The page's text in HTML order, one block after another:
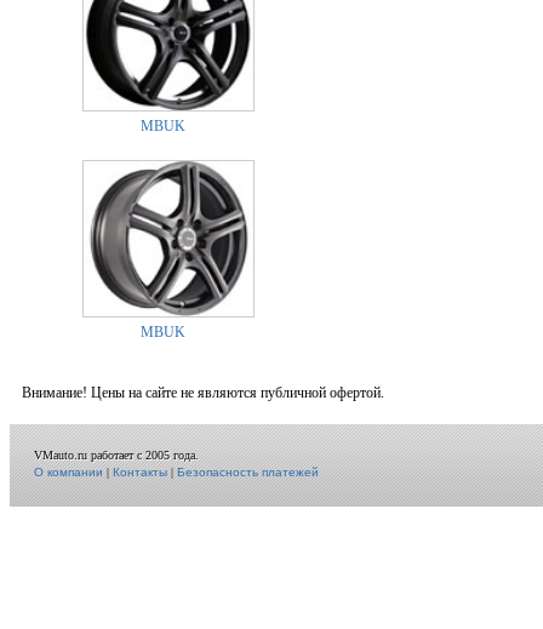
MBUK
MBUK
Внимание! Цены на сайте не являются публичной офертой.
VMauto.ru работает с 2005 года.
О компании|Контакты|Безопасность платежей